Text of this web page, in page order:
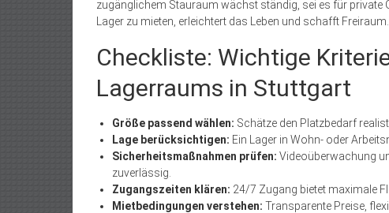
zugänglichem Stauraum wächst ständig, sei es für private
Lager zu mieten, erleichtert das Leben und schafft Freiraum.
Checkliste: Wichtige
Lagerraums in Stuttgart
Größe passend wählen: Schätze den Platzbedarf
Lage berücksichtigen: Ein Lager in Wohn- oder
Sicherheitsmaßnahmen prüfen: Videoüberwachung
zuverlässig.
Zugangszeiten klären: 24/7 Zugang bietet maximale
Mietbedingungen verstehen: Transparente Preise,